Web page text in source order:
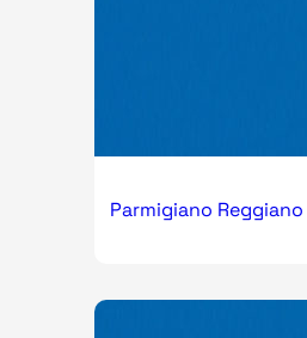
Parmigiano Reggiano